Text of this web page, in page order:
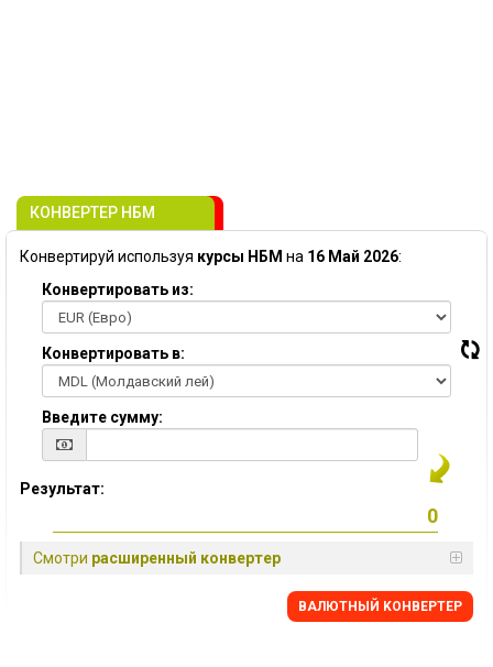
КОНВЕРТЕР НБМ
Конвертируй используя курсы НБМ на 16 Май 2026:
Конвертировать из:
Конвертировать в:
Введите сумму:
Результат:
Смотри расширенный конвертер
BАЛЮТНЫЙ KОНВЕРТЕР